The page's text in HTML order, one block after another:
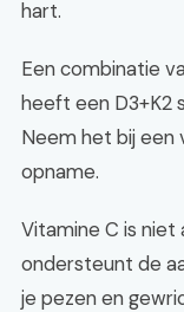
hart.
Een combinatie
heeft een D3+K2
Neem het bij een
opname.
Vitamine C is
ondersteunt de
je pezen en